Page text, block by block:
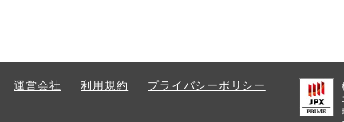
運営会社 利用規約
プライバシーポリシー